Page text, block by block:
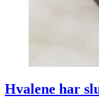
Hvalene har